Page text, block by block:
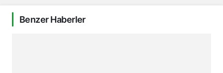
Benzer Haberler